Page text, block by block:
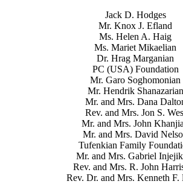
Jack D. Hodges
Mr. Knox J. Efland
Ms. Helen A. Haig
Ms. Mariet Mikaelian
Dr. Hrag Marganian
PC (USA) Foundation
Mr. Garo Soghomonian
Mr. Hendrik Shanazarian
Mr. and Mrs. Dana
Rev. and Mrs. Jon S.
Mr. and Mrs. John
Mr. and Mrs. David
Tufenkian Family
Mr. and Mrs. Gabriel
Rev. and Mrs. R. John
Rev. Dr. and Mrs. Kenneth F.